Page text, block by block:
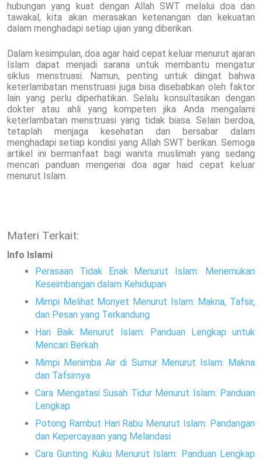
hubungan yang kuat dengan Allah SWT melalui doa dan
tawakal, kita akan merasakan ketenangan dan kekuatan
dalam menghadapi setiap ujian yang diberikan.
Dalam kesimpulan, doa agar haid cepat keluar menurut ajaran
Islam dapat menjadi sarana untuk membantu mengatur
siklus menstruasi. Namun, penting untuk diingat bahwa
keterlambatan menstruasi juga bisa disebabkan oleh faktor
lain yang perlu diperhatikan. Selalu konsultasikan dengan
dokter atau ahli yang kompeten jika Anda mengalami
keterlambatan menstruasi yang tidak biasa. Selain berdoa,
tetaplah menjaga kesehatan dan bersabar dalam
menghadapi setiap kondisi yang Allah SWT berikan. Semoga
artikel ini bermanfaat bagi wanita muslimah yang sedang
mencari panduan mengenai doa agar haid cepat keluar
menurut Islam.
Materi Terkait:
Info Islami
Perasaan Tidak Enak Menurut Islam: Menemukan
Keseimbangan dalam Kehidupan
Mimpi Melihat Monyet Menurut Islam: Makna, Tafsir,
dan Pesan yang Terkandung
Hari Baik Menurut Islam: Panduan Lengkap untuk
Mencari Berkah
Mimpi Menimba Air di Sumur Menurut Islam: Makna
dan Tafsirnya
Cara Mengatasi Susah Tidur Menurut Islam: Panduan
Lengkap
Potong Rambut Hari Rabu Menurut Islam: Pandangan
dan Kepercayaan yang Melandasi
Cara Gunting Kuku Menurut Islam: Panduan Lengkap